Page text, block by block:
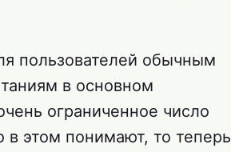
пользователей обычным
в основном
ограниченное число
в этом понимают, то теперь